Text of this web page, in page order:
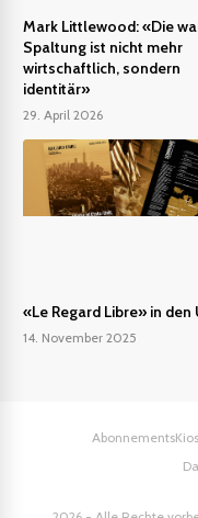
Mark Littlewood: «Die
Spaltung ist nicht mehr
wirtschaftlich, sondern
identitär»
29. April 2026
«Le Regard Libre» in den
14. November 2025
Abonnements